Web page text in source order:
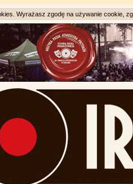
Wyrażasz zgodę na używanie cookie,